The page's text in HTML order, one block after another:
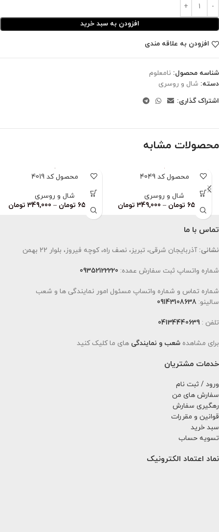
افزودن به سبد خرید
افزودن به علاقه مندی
شناسه محصول: نامعلوم
دسته: شال و روسری
اشتراک گذاری:
محصولات مشابه
محصول کد 4049
شال و روسری
659,000 تومان –
349,000 تومان
محصول کد 4019
شال و روسری
659,000 تومان –
349,000 تومان
تماس با ما
نشانی: آذربایجان شرقی، تبریز، نصف راه، کوچه فیروز، بلوار 22 بهمن
شماره واتساپ ثبت سفارش عمده: 09352122220
شماره تماس و شماره واتساپ مسئول امور نمایندگی ها و شعب
سالینو: 09143108638
تلفن : 04134440639
برای مشاهده شعب و نمایندگی های ما کلیک کنید
خدمات مشتریان
ورود / ثبت نام
سفارش های من
رهگیری سفارش
قوانین و مقررات
سبد خرید
تسویه حساب
نماد اعتماد الکترونیک